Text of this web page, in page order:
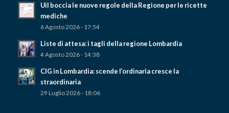
Uil boccia le nuove regole della Regione per le ricette
mediche
6 Agosto 2026 - 17:54
Liste di attesa: i tagli della regione Lombardia
4 Agosto 2026 - 14:38
CIG in Lombardia: scende l’ordinaria cresce la
straordinaria
29 Luglio 2026 - 18:06